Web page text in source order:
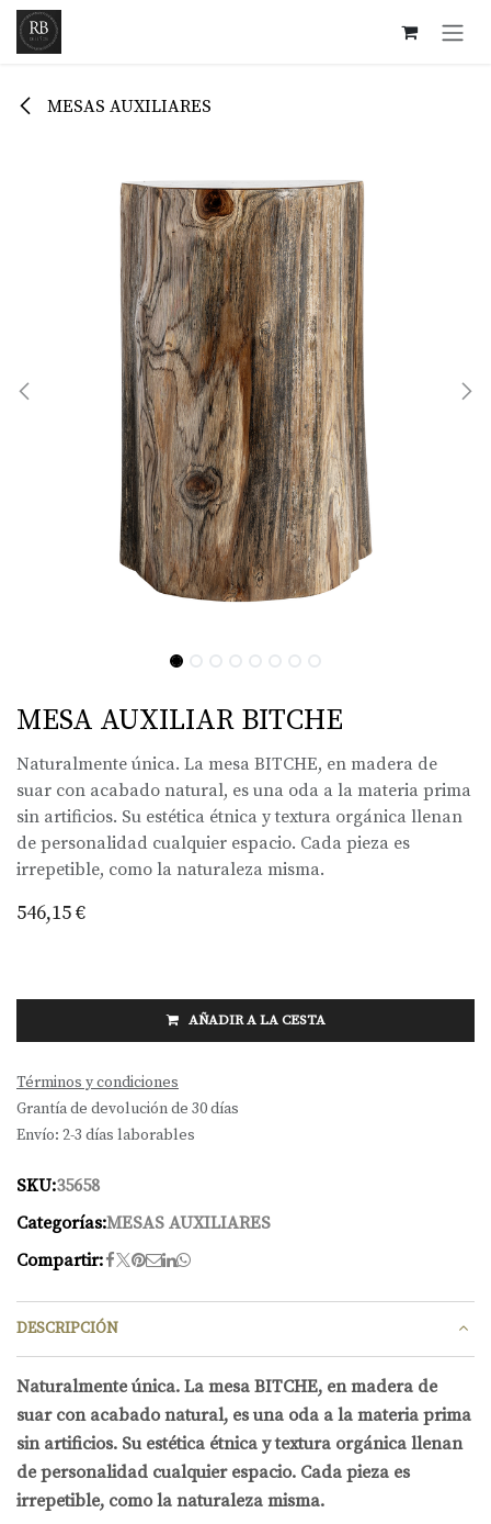
Ir al contenido
MESAS AUXILIARES
MESA AUXILIAR BITCHE
Naturalmente única. La mesa BITCHE, en madera de
suar con acabado natural, es una oda a la materia prima
sin artificios. Su estética étnica y textura orgánica llenan
de personalidad cualquier espacio. Cada pieza es
irrepetible, como la naturaleza misma.
546,15€
AÑADIR A LA CESTA
Términos y condiciones
Grantía de devolución de 30 días
Envío: 2-3 días laborables
SKU:35658
Categorías:MESAS AUXILIARES
Compartir:
DESCRIPCIÓN
Naturalmente única. La mesa BITCHE, en madera de
suar con acabado natural, es una oda a la materia prima
sin artificios. Su estética étnica y textura orgánica llenan
de personalidad cualquier espacio. Cada pieza es
irrepetible, como la naturaleza misma.